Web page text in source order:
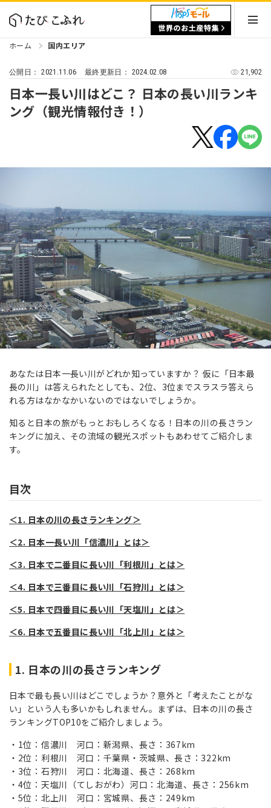
ホーム 国内エリア
公開日：2021.11.06 最終更新日： 2024.02.08 21,902
日本一長い川はどこ？ 日本の長い川ランキ
ング（観光情報付き！）
あなたは日本一長い川がどれか知っていますか？ 仮に「日本最
長の川」は答えられたとしても、2位、3位までスラスラ答えら
れる方はなかなかいないのではないでしょうか。
知ると日本の旅がもっとおもしろくなる！日本の川の長さラン
キングに加え、その流域の観光スポットもあわせてご紹介しま
す。
目次
＜1. 日本の川の長さランキング＞
＜2. 日本一長い川「信濃川」とは＞
＜3. 日本で二番目に長い川「利根川」とは＞
＜4. 日本で三番目に長い川「石狩川」とは＞
＜5. 日本で四番目に長い川「天塩川」とは＞
＜6. 日本で五番目に長い川「北上川」とは＞
1. 日本の川の長さランキング
日本で最も長い川はどこでしょうか？意外と「考えたことがな
い」という人も多いかもしれません。まずは、日本の川の長さ
ランキングTOP10をご紹介しましょう。
1位：信濃川 河口：新潟県、長さ：367km
2位：利根川 河口：千葉県・茨城県、長さ：322km
3位：石狩川 河口：北海道、長さ：268km
4位：天塩川（てしおがわ）河口：北海道、長さ：256km
5位：北上川 河口：宮城県、長さ：249km